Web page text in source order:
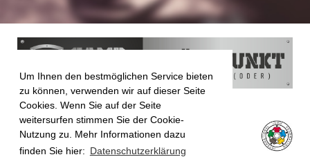
Um Ihnen den bestmöglichen Service bieten
zu können, verwenden wir auf dieser Seite
Cookies. Wenn Sie auf der Seite
weitersurfen stimmen Sie der Cookie-
Nutzung zu. Mehr Informationen dazu
finden Sie hier: Datenschutzerklärung